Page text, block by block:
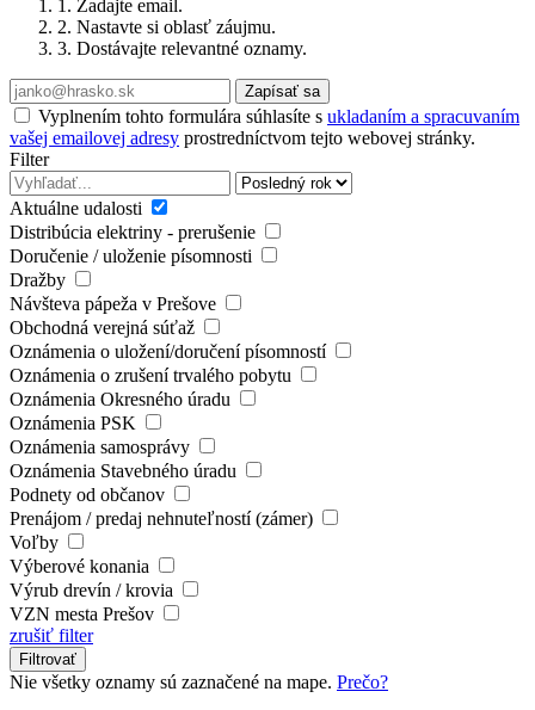
1. Zadajte email.
2. Nastavte si oblasť záujmu.
3. Dostávajte relevantné oznamy.
Zapísať sa
Vyplnením tohto formulára súhlasíte s ukladaním a spracuvaním
vašej emailovej adresy prostredníctvom tejto webovej stránky.
Filter
Aktuálne udalosti
Distribúcia elektriny - prerušenie
Doručenie / uloženie písomnosti
Dražby
Návšteva pápeža v Prešove
Obchodná verejná súťaž
Oznámenia o uložení/doručení písomností
Oznámenia o zrušení trvalého pobytu
Oznámenia Okresného úradu
Oznámenia PSK
Oznámenia samosprávy
Oznámenia Stavebného úradu
Podnety od občanov
Prenájom / predaj nehnuteľností (zámer)
Voľby
Výberové konania
Výrub drevín / krovia
VZN mesta Prešov
zrušiť filter
Filtrovať
Nie všetky oznamy sú zaznačené na mape. Prečo?